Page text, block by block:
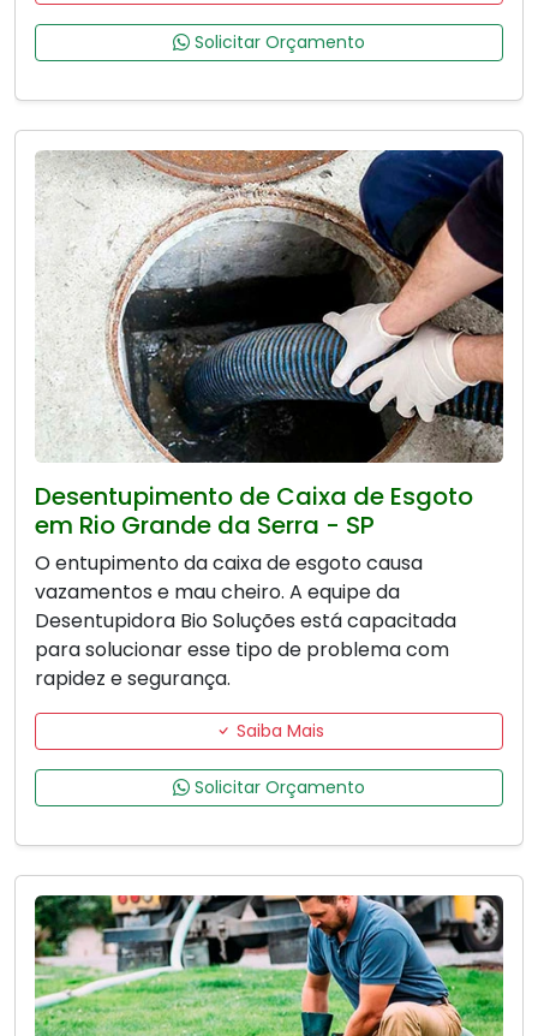
Solicitar Orçamento
Desentupimento de Caixa de Esgoto
em Rio Grande da Serra - SP
O entupimento da caixa de esgoto causa
vazamentos e mau cheiro. A equipe da
Desentupidora Bio Soluções está capacitada
para solucionar esse tipo de problema com
rapidez e segurança.
Saiba Mais
Solicitar Orçamento